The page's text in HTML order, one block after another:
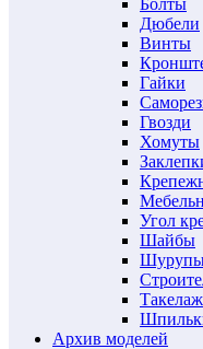
Болты
Дюбели
Винты
Гайки
Гвозди
Хомуты
Угол
Шайбы
Такелаж
Архив моделей